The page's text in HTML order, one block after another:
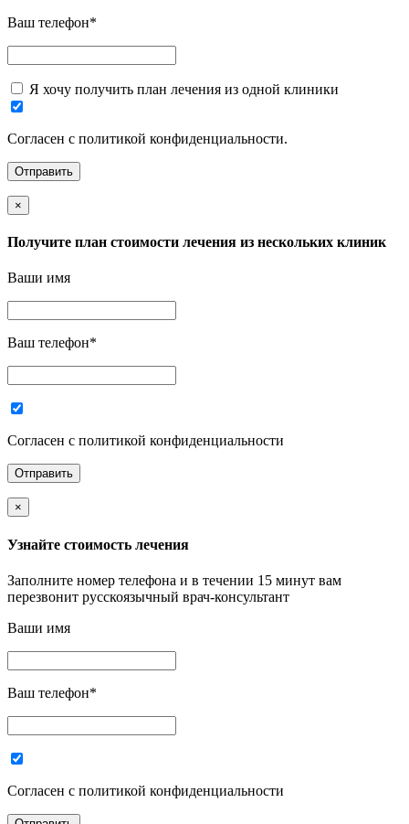
Ваш телефон*
Я хочу получить план лечения из одной клиники
Согласен с политикой конфиденциальности.
×
Получите план стоимости лечения из нескольких клиник
Ваши имя
Ваш телефон*
Согласен с политикой конфиденциальности
×
Узнайте стоимость лечения
Заполните номер телефона и в течении 15 минут вам
перезвонит русскоязычный врач-консультант
Ваши имя
Ваш телефон*
Согласен с политикой конфиденциальности